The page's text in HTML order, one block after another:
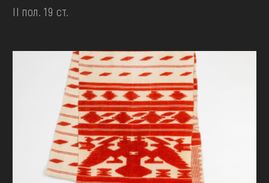
II пол. 19 ст.